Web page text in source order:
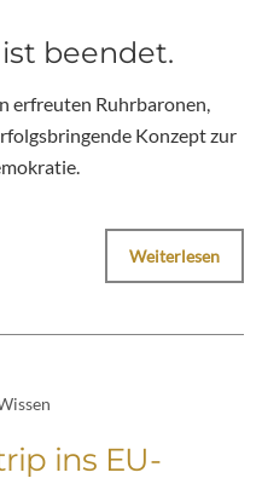
beendet.
erfreuten Ruhrbaronen,
Konzept zur
Weiterlesen
ins EU-